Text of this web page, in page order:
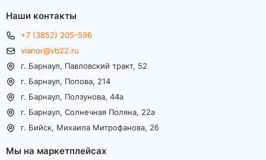
Наши контакты
+7 (3852) 205-596
vianor@vb22.ru
г. Барнаул, Павловский тракт, 52
г. Барнаул, Попова, 214
г. Барнаул, Ползунова, 44а
г. Барнаул, Солнечная Поляна, 22а
г. Бийск, Михаила Митрофанова, 2б
Мы на маркетплейсах